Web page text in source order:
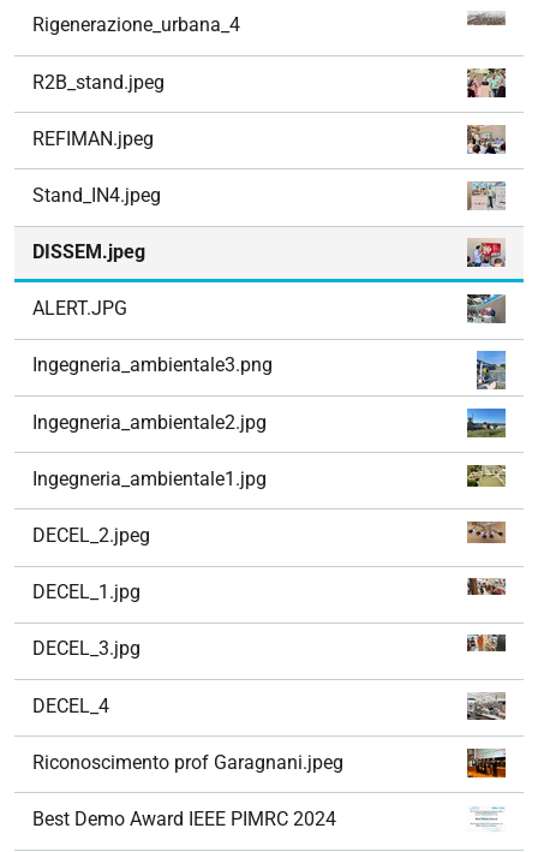
Rigenerazione_urbana_4
R2B_stand.jpeg
REFIMAN.jpeg
Stand_IN4.jpeg
DISSEM.jpeg
ALERT.JPG
Ingegneria_ambientale3.png
Ingegneria_ambientale2.jpg
Ingegneria_ambientale1.jpg
DECEL_2.jpeg
DECEL_1.jpg
DECEL_3.jpg
DECEL_4
Riconoscimento prof Garagnani.jpeg
Best Demo Award IEEE PIMRC 2024